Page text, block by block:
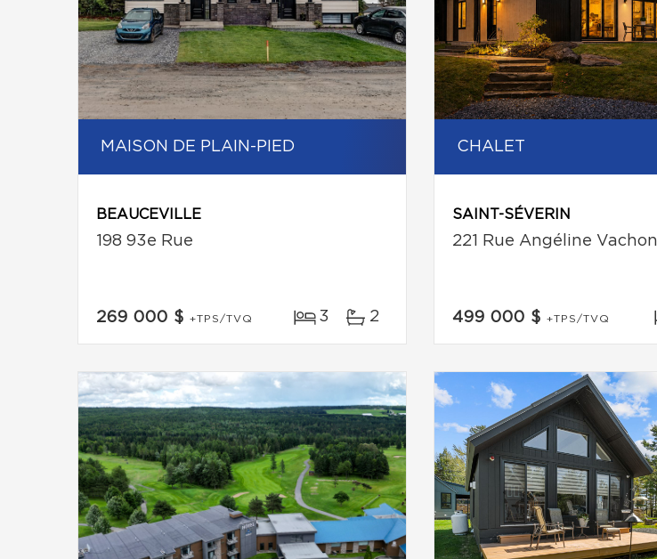
MAISON DE PLAIN-PIED
BEAUCEVILLE
198 93e Rue
269 000 $ +TPS/TVQ 3 2
CHALET
SAINT-SÉVERIN
221 Rue Angéline Vachon
499 000 $ +TPS/TVQ